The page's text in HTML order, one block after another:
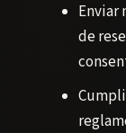
Enviar
de